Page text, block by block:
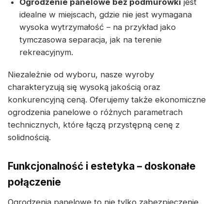
Ogrodzenie panelowe bez podmurówki jest
idealne w miejscach, gdzie nie jest wymagana
wysoka wytrzymałość – na przykład jako
tymczasowa separacja, jak na terenie
rekreacyjnym.
Niezależnie od wyboru, nasze wyroby
charakteryzują się wysoką jakością oraz
konkurencyjną ceną. Oferujemy także ekonomiczne
ogrodzenia panelowe o różnych parametrach
technicznych, które łączą przystępną cenę z
solidnością.
Funkcjonalność i estetyka – doskonałe
połączenie
Ogrodzenia panelowe to nie tylko zabezpieczenie